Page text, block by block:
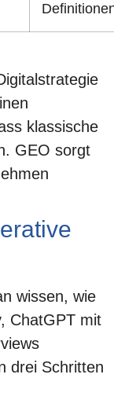
klassische
GEO sorgt
wissen, wie
ChatGPT mit
drei Schritten